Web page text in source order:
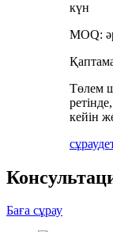
күн
MOQ:
Төлем
кейін
сұрау
Баға сұрау